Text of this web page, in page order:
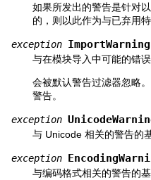
如果所发出的警告是针对
的，则以此作为与已弃用
exception ImportWarning
与在模块导入中可能的错
会被默认警告过滤器忽略
警告。
exception
与 Unicode 相关的警告的基
exception
与编码格式相关的警告的基